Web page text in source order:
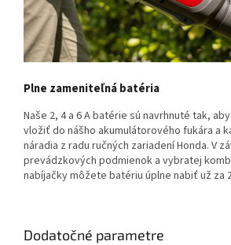
Plne zameniteľná batéria
Naše 2, 4 a 6 A batérie sú navrhnuté tak,
vložiť do nášho akumulátorového fukára a
náradia z radu ručných zariadení Honda. V
prevádzkových podmienok a vybratej
nabíjačky môžete batériu úplne nabiť už za
Dodatočné parametre